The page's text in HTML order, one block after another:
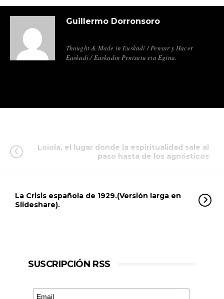
Guillermo Dorronsoro
Thought & Made in Euskadi / Pensar y Hacer
Euskadi / Euskadin Pentsatu eta Egina.
Loiola, el lugar donde la espiritualidad sale al
paso hasta de los agnósticos
La Crisis española de 1929.(Versión larga en
Slideshare).
SUSCRIPCIÓN RSS